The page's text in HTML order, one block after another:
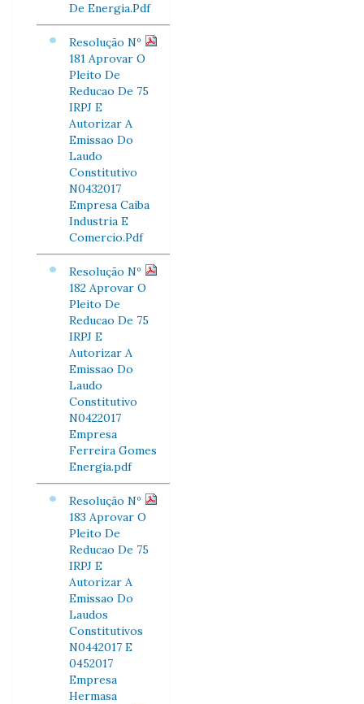
De Energia.Pdf
Resolução Nº
181 Aprovar O
Pleito De
Reducao De 75
IRPJ E
Autorizar A
Emissao Do
Laudo
Constitutivo
N0432017
Empresa Caiba
Industria E
Comercio.Pdf
Resolução Nº
182 Aprovar O
Pleito De
Reducao De 75
IRPJ E
Autorizar A
Emissao Do
Laudo
Constitutivo
N0422017
Empresa
Ferreira Gomes
Energia.pdf
Resolução Nº
183 Aprovar O
Pleito De
Reducao De 75
IRPJ E
Autorizar A
Emissao Do
Laudos
Constitutivos
N0442017 E
0452017
Empresa
Hermasa